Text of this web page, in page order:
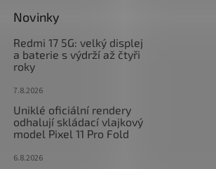
Novinky
Redmi 17 5G: velký displej
a baterie s výdrží až čtyři
roky
7.8.2026
Uniklé oficiální rendery
odhalují skládací vlajkový
model Pixel 11 Pro Fold
6.8.2026